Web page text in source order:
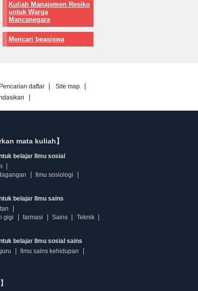
Kuliah Manajemen Resiko
untuk Warga
Mancanegara
Mencari beasiswa
Pencarian daftar
Site map
mata kuliah】
belajar Ilmu sosial
Ilmu sosiologi
belajar Ilmu sains
gigi
farmasi Sains
Teknik
belajar Ilmu sosial sains
Ilmu sains kehidupan